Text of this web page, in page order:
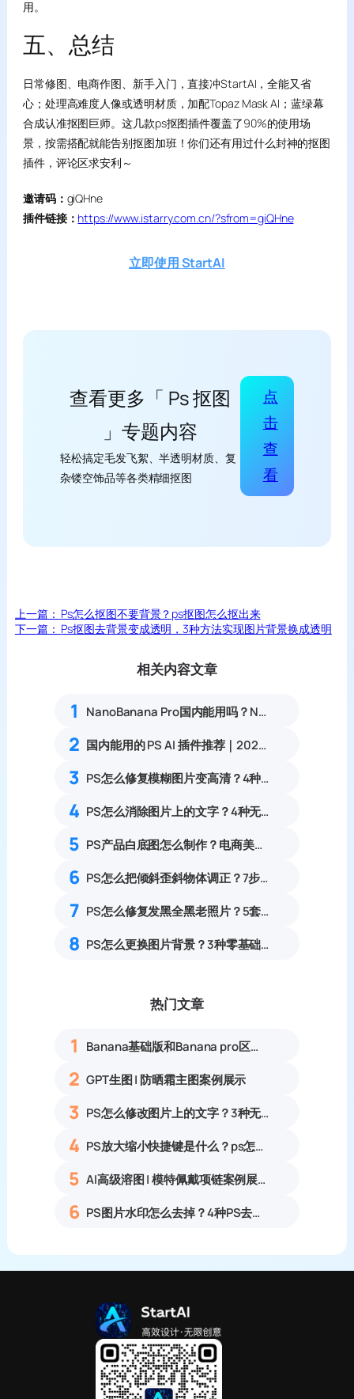
用。
五、总结
日常修图、电商作图、新手入门，直接冲StartAI，全能又省
心；处理高难度人像或透明材质，加配Topaz Mask AI；蓝绿幕
合成认准抠图巨师。这几款ps抠图插件覆盖了90%的使用场
景，按需搭配就能告别抠图加班！你们还有用过什么封神的抠图
插件，评论区求安利～
邀请码： giQHne
插件链接： https://www.istarry.com.cn/?sfrom=giQHne
立即使用 StartAI
查看更多「 Ps 抠图
」专题内容
轻松搞定毛发飞絮、半透明材质、复
杂镂空饰品等各类精细抠图
点
击
查
看
上一篇： Ps怎么抠图不要背景？ps抠图怎么抠出来
下一篇： Ps抠图去背景变成透明，3种方法实现图片背景换成透明
相关内容文章
1 NanoBanana Pro国内能用吗？Nano banana使用教程
2 国内能用的 PS AI 插件推荐｜2026 4款AI插件最新实测
3 PS怎么修复模糊图片变高清？4种照片清晰化完整实操教程
4 PS怎么消除图片上的文字？4种无痕去除图片文字实操完整教程
5 PS产品白底图怎么制作？电商美工6步流程
6 PS怎么把倾斜歪斜物体调正？7步透视变形矫正倾斜物体实操教程
7 PS怎么修复发黑全黑老照片？5套暗部找回细节旧照修复实操教程
8 PS怎么更换图片背景？3种零基础无痕替换图片背景实操教程
热门文章
1 Banana基础版和Banana pro区别对比丨具体案例应用+使用教程
2 GPT生图 | 防晒霜主图案例展示
3 PS怎么修改图片上的文字？3种无痕改字方法，新手也能搞定
4 PS放大缩小快捷键是什么？ps怎么把图片拉大拉小？
5 AI高级溶图 | 模特佩戴项链案例展示
6 PS图片水印怎么去掉？4种PS去水印方法教程无痕去除各类图片水印